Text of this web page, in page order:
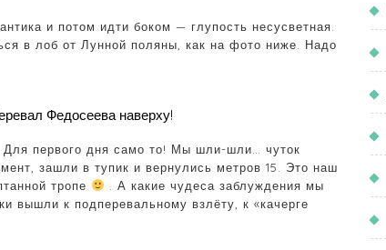
и потом идти боком — глупость несусветная.
в лоб от Лунной поляны, как на фото ниже. Надо
Федосеева наверху!
первого дня само то! Мы шли-шли… чуток
зашли в тупик и вернулись метров 15. Это наш
тропе
. А какие чудеса заблуждения мы
вышли к подперевальному взлёту, к «качерге